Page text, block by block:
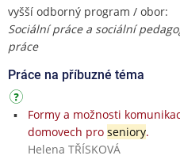
vyšší odborný program / obor:
Sociální práce a sociální
práce
Práce na příbuzné téma
Formy a možnosti
domovech pro seniory.
Helena TŘÍSKOVÁ